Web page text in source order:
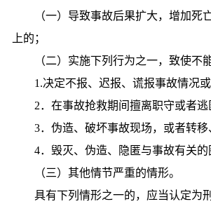
（一）导致事故后果扩大，增加
上的；
（二）实施下列行为之一，致使不
1.决定不报、迟报、谎报事故情况
2．在事故抢救期间擅离职守或者逃
3．伪造、破坏事故现场，或者转
4．毁灭、伪造、隐匿与事故有关
（三）其他情节严重的情形。
具有下列情形之一的，应当认定为